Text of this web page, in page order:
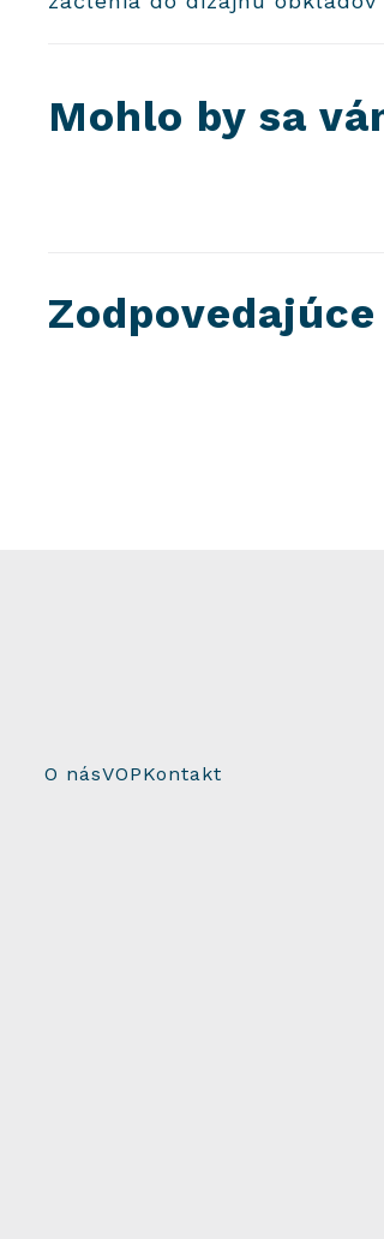
Mohlo by sa
O násVOPKontakt